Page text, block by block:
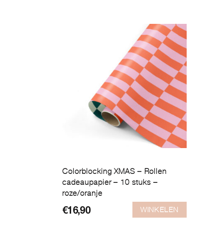
Colorblocking XMAS – Rollen
cadeaupapier – 10 stuks –
roze/oranje
€16,90 WINKELEN